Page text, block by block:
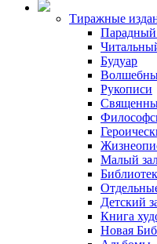
Тиражные
Парадный
Будуар
Рукописи
Малый
Детский
Книга
Новая